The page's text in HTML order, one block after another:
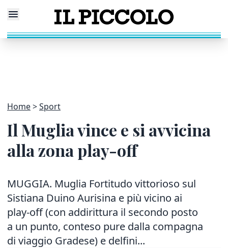
Home Sport
Il Muglia vince e si avvicina
alla zona play-off
MUGGIA. Muglia Fortitudo vittorioso sul
Sistiana Duino Aurisina e più vicino ai
play-off (con addirittura il secondo posto
a un punto, conteso pure dalla compagna
di viaggio Gradese) e delfini...